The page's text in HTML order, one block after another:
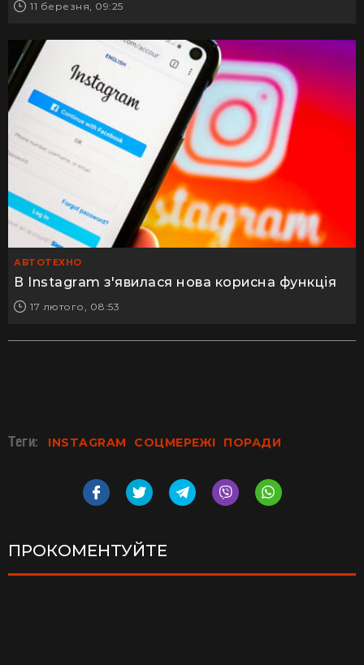
11 березня, 09:25
АВТОТЕХНО
В Instagram з'явилася нова корисна функція
17 лютого, 08:53
Теги: INSTAGRAM СОЦМЕРЕЖІ ПОРАДИ
ПРОКОМЕНТУЙТЕ